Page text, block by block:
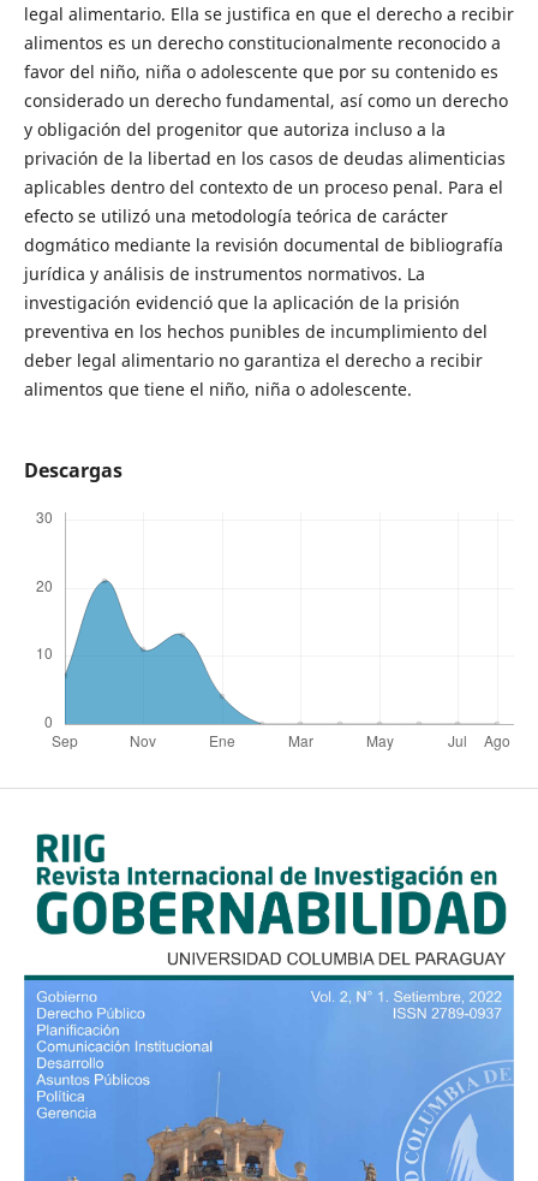
legal alimentario. Ella se justifica en que el derecho a recibir
alimentos es un derecho constitucionalmente reconocido a
favor del niño, niña o adolescente que por su contenido es
considerado un derecho fundamental, así como un derecho
y obligación del progenitor que autoriza incluso a la
privación de la libertad en los casos de deudas alimenticias
aplicables dentro del contexto de un proceso penal. Para el
efecto se utilizó una metodología teórica de carácter
dogmático mediante la revisión documental de bibliografía
jurídica y análisis de instrumentos normativos. La
investigación evidenció que la aplicación de la prisión
preventiva en los hechos punibles de incumplimiento del
deber legal alimentario no garantiza el derecho a recibir
alimentos que tiene el niño, niña o adolescente.
Descargas